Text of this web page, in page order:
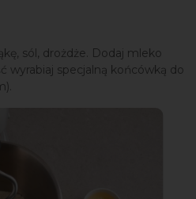
sól, drożdże. Dodaj mleko
wyrabiaj specjalną końcówką do